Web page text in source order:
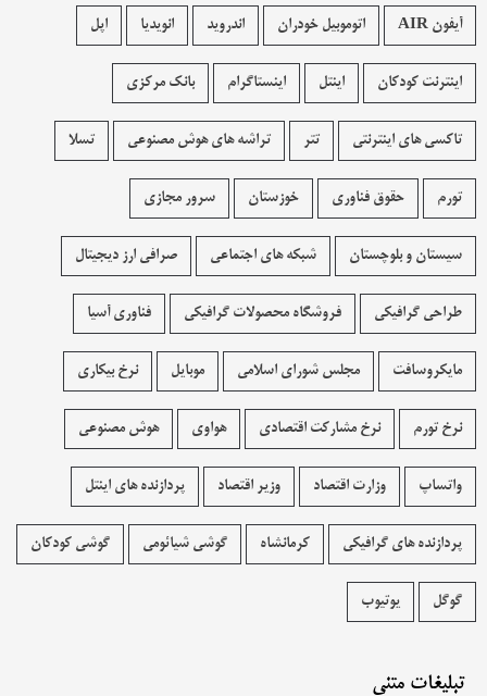
آیفون AIR اتوموبیل خودران اندروید انویدیا اپل
اینترنت کودکان اینتل اینستاگرام بانک مرکزی
تاکسی های اینترنتی تتر تراشه های هوش مصنوعی تسلا
تورم حقوق فناوری خوزستان سرور مجازی
سیستان و بلوچستان شبکه های اجتماعی صرافی ارز دیجیتال
طراحی گرافیکی فروشگاه محصولات گرافيکی فناوری آسیا
مایکروسافت مجلس شورای اسلامی موبایل نرخ بیکاری
نرخ تورم نرخ مشارکت اقتصادی هواوی هوش مصنوعی
واتساپ وزارت اقتصاد وزیر اقتصاد پردازنده های اینتل
پردازنده های گرافیکی کرمانشاه گوشی شیائومی گوشی کودکان
گوگل یوتیوب
تبلیغات متنی